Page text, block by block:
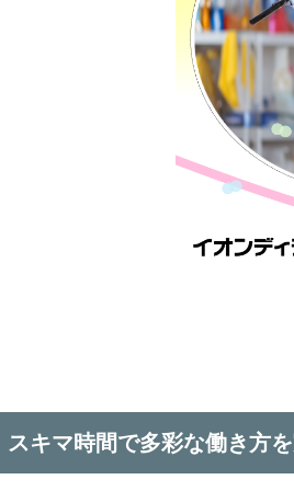
スキマ時間で多彩な働き方